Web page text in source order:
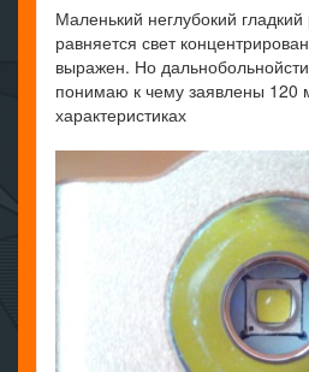
Маленький неглубокий
равняется свет
выражен. Но дальнобольнойсти
понимаю к чему заявлены 120
характеристиках